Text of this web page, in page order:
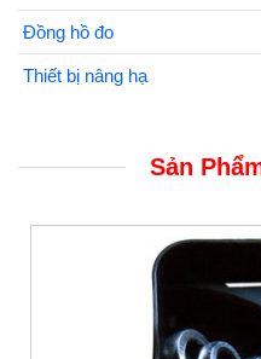
Đồng hồ đo
Thiết bị nâng hạ
Sản